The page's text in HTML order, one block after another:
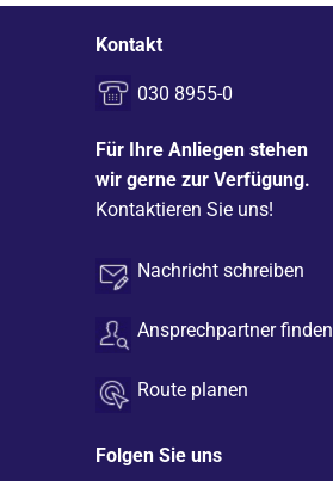
Kontakt
030 8955-0
Für Ihre Anliegen stehen
wir gerne zur Verfügung.
Kontaktieren Sie uns!
Nachricht schreiben
Ansprechpartner finden
Route planen
Folgen Sie uns